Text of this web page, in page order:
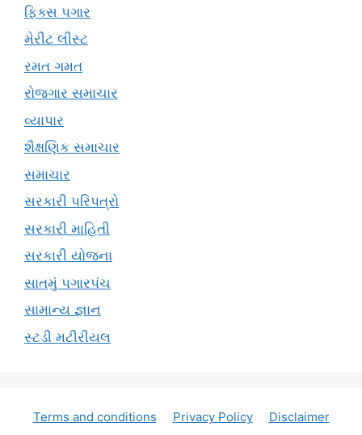
ફિક્સ પગાર
મેરીટ લીસ્ટ
રમત ગમત
રોજગાર સમાચાર
વ્યાપાર
શૈક્ષણિક સમાચાર
સમાચાર
સરકારી પરિપત્રો
સરકારી માહિતી
સરકારી યોજના
સાતમું પગારપંચ
સામાન્ય જ્ઞાન
સ્ટડી મટીરીયલ
Terms and conditions Privacy Policy
Disclaimer